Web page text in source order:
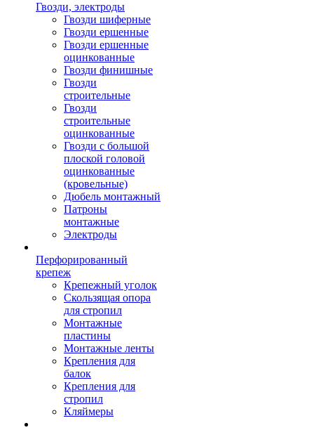
Гвозди, электроды
Гвозди шиферные
Гвозди ершенные
Гвозди ершенные
оцинкованные
Гвозди финишные
Гвозди
строительные
Гвозди
строительные
оцинкованные
Гвозди с большой
плоской головой
оцинкованные
(кровельные)
Дюбель монтажный
Патроны
монтажные
Электроды
Перфорированный
крепеж
Крепежный уголок
Скользящая опора
для стропил
Монтажные
пластины
Монтажные ленты
Крепления для
балок
Крепления для
стропил
Кляймеры